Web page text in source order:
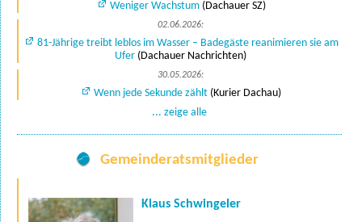
Weniger Wachstum(Dachauer SZ)
02.06.2026:
81-Jährige treibt leblos im Wasser – Badegäste reanimieren sie am
Ufer(Dachauer Nachrichten)
30.05.2026:
Wenn jede Sekunde zählt (Kurier Dachau)
... zeige alle
Gemeinderatsmitglieder
Klaus Schwingeler